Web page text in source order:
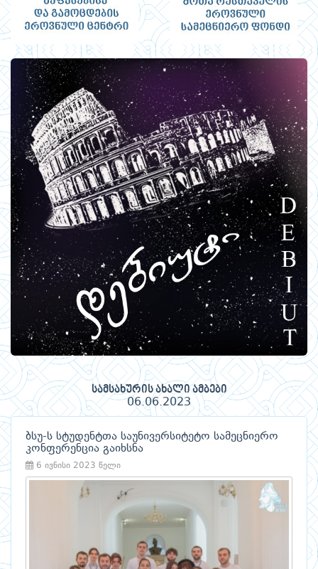
სამსახურის ახალი ამბები
06.06.2023
ბსუ-ს სტუდენტთა საუნივერსიტეტო სამეცნიერო
კონფერენცია გაიხსნა
6 ივნისი 2023 წელი